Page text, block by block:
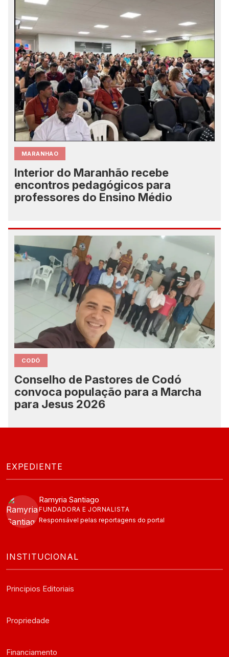
MARANHAO
Interior do Maranhão recebe
encontros pedagógicos para
professores do Ensino Médio
CODÓ
Conselho de Pastores de Codó
convoca população para a Marcha
para Jesus 2026
EXPEDIENTE
Ramyria Santiago
FUNDADORA E JORNALISTA
Responsável pelas reportagens do portal
INSTITUCIONAL
Principios Editoriais
Propriedade
Financiamento